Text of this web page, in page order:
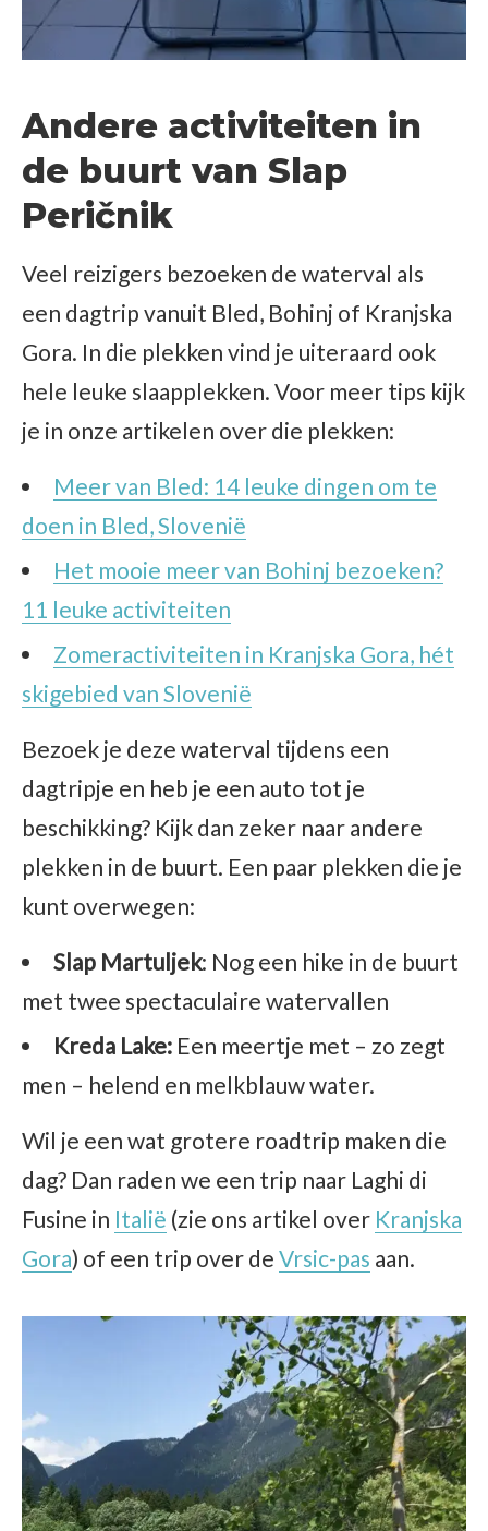
Andere activiteiten in
de buurt van Slap
Peričnik
Veel reizigers bezoeken de waterval als
een dagtrip vanuit Bled, Bohinj of Kranjska
Gora. In die plekken vind je uiteraard ook
hele leuke slaapplekken. Voor meer tips kijk
je in onze artikelen over die plekken:
Meer van Bled: 14 leuke dingen om te
doen in Bled, Slovenië
Het mooie meer van Bohinj bezoeken?
11 leuke activiteiten
Zomeractiviteiten in Kranjska Gora, hét
skigebied van Slovenië
Bezoek je deze waterval tijdens een
dagtripje en heb je een auto tot je
beschikking? Kijk dan zeker naar andere
plekken in de buurt. Een paar plekken die je
kunt overwegen:
Slap Martuljek: Nog een hike in de buurt
met twee spectaculaire watervallen
Kreda Lake: Een meertje met – zo zegt
men – helend en melkblauw water.
Wil je een wat grotere roadtrip maken die
dag? Dan raden we een trip naar Laghi di
Fusine in Italië (zie ons artikel over Kranjska
Gora) of een trip over de Vrsic-pas aan.